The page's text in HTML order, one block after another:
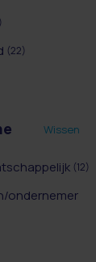
(22)
Wissen
(12)
ondernemer